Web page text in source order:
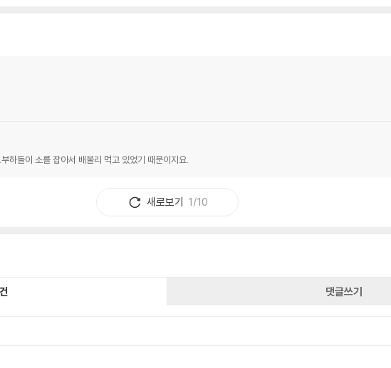
하들이 소를 잡아서 배불리 먹고 있었기 때문이지요.
새로보기 1/10
건 댓글쓰기